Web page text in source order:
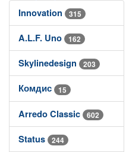
Innovation 315
A.L.F. Uno 162
Skylinedesign 203
Комдис 15
Arredo Classic 602
Status 244